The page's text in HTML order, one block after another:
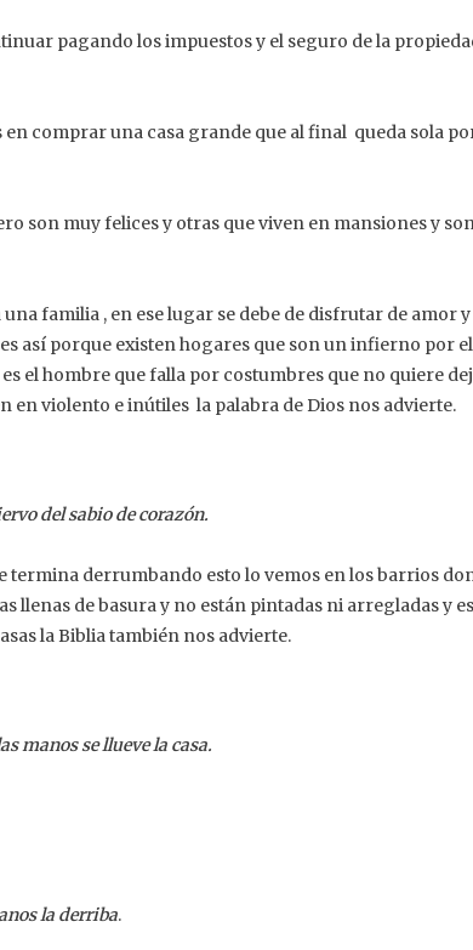
pagando los impuestos y el seguro de la
comprar una casa grande que al final queda sola
son muy felices y otras que viven en mansiones y
familia , en ese lugar se debe de disfrutar de amor y
así porque existen hogares que son un infierno por
el hombre que falla por costumbres que no quiere
en violento e inútiles la palabra de Dios nos advierte.
del sabio de corazón.
termina derrumbando esto lo vemos en los barrios
llenas de basura y no están pintadas ni arregladas y
la Biblia también nos advierte.
manos se llueve la casa.
la derriba.